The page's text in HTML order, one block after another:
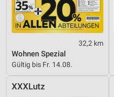
32,2 km
Wohnen Spezial
Gültig bis Fr. 14.08.
XXXLutz